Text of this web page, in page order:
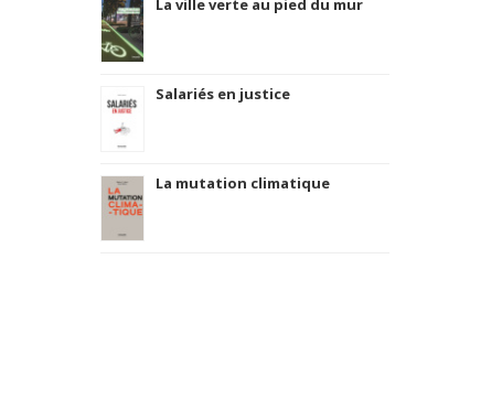
La ville verte au pied du mur
Salariés en justice
La mutation climatique